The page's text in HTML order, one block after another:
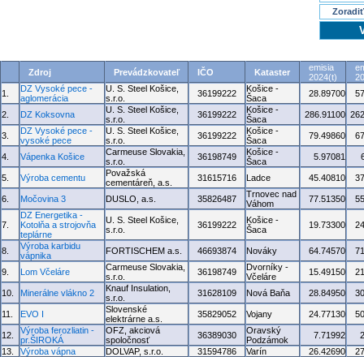
Zdroj Prevádzkovateľ IČO Kataster
emisia
2024(t)
1.
DZ Vysoké pece -
aglomerácia
U. S. Steel Košice,
s.r.o.
36199222
Košice -
Šaca
28.89700
2. DZ Koksovna
U. S. Steel Košice,
s.r.o.
36199222
Košice -
Šaca
286.91100
3.
DZ Vysoké pece -
vysoké pece
U. S. Steel Košice,
s.r.o.
36199222
Košice -
Šaca
79.49860
4. Vápenka Košice
Carmeuse Slovakia,
s.r.o.
36198749
Košice -
Šaca
5.97081
5. Výroba cementu
Považská
cementáreň, a.s.
31615716 Ladce 45.40810
6. Močovina 3 DUSLO, a.s. 35826487
Trnovec nad
Váhom
77.51350
7.
DZ Energetika -
Kotolňa a strojovňa
teplárne
U. S. Steel Košice,
s.r.o.
36199222
Košice -
Šaca
19.73300
8.
Výroba karbidu
vápnika
FORTISCHEM a.s. 46693874 Nováky 64.74570
9. Lom Včeláre
Carmeuse Slovakia,
s.r.o.
36198749
Dvorníky -
Včeláre
15.49150
10. Minerálne vlákno 2
Knauf Insulation,
s.r.o.
31628109 Nová Baňa 28.84950
11. EVO I
Slovenské
elektrárne a.s.
35829052 Vojany 24.77130
12.
Výroba ferozliatin -
pr.ŠIROKÁ
OFZ, akciová
spoločnosť
36389030
Oravský
Podzámok
7.71992
13.
Výroba vápna DOLVAP, s.r.o. 31594786 Varín 26.42690